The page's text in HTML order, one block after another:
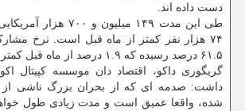
دست داده اند.
طی این مدت ۱۴۹ میلیون و
۷۴ هزار نفر کمتر از ماه قبل است. نرخ
۶۱.۵ درصد رسیده که ۱.۹ درصد از ماه قبل کمتر بوده است.
گریگوری داکو، اقتصاد دان موسسه کپیتال
داشت: صدمه ای که از بحران بزرگ ناشی از
شده، واقعا عمیق است و مدت زیادی طول